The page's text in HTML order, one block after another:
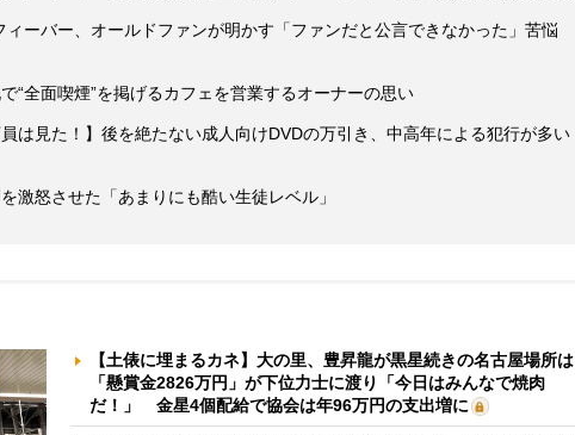
ィーバー、オールドファンが明かす「ファンだと公言できなかった」苦悩
“全面喫煙”を掲げるカフェを営業するオーナーの思い
員は見た！】後を絶たない成人向けDVDの万引き、中高年による犯行が多い
激怒させた「あまりにも酷い生徒レベル」
【土俵に埋まるカネ】大の里、豊昇龍が黒星続きの名古屋場所は
「懸賞金2826万円」が下位力士に渡り「今日はみんなで焼肉
だ！」 金星4個配給で協会は年96万円の支出増に